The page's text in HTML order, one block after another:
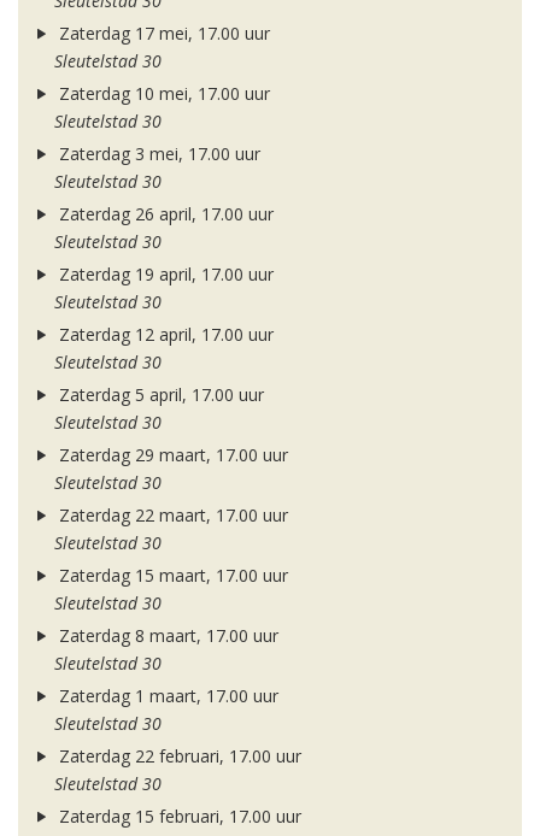
Zaterdag 17 mei, 17.00 uur
Sleutelstad 30
Zaterdag 10 mei, 17.00 uur
Sleutelstad 30
Zaterdag 3 mei, 17.00 uur
Sleutelstad 30
Zaterdag 26 april, 17.00 uur
Sleutelstad 30
Zaterdag 19 april, 17.00 uur
Sleutelstad 30
Zaterdag 12 april, 17.00 uur
Sleutelstad 30
Zaterdag 5 april, 17.00 uur
Sleutelstad 30
Zaterdag 29 maart, 17.00 uur
Sleutelstad 30
Zaterdag 22 maart, 17.00 uur
Sleutelstad 30
Zaterdag 15 maart, 17.00 uur
Sleutelstad 30
Zaterdag 8 maart, 17.00 uur
Sleutelstad 30
Zaterdag 1 maart, 17.00 uur
Sleutelstad 30
Zaterdag 22 februari, 17.00 uur
Sleutelstad 30
Zaterdag 15 februari, 17.00 uur